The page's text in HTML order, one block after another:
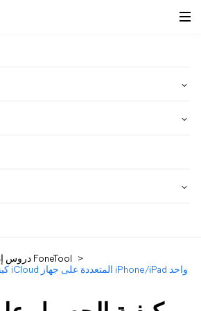
دروس إدارة الهاتف FoneTool
>
كيفية الحصول على حسابات iCloud المتعددة على جهاز iPhone/iPad واحد